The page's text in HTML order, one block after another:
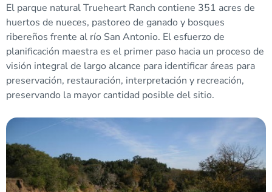
El parque natural Trueheart Ranch contiene 351 acres de
huertos de nueces, pastoreo de ganado y bosques
ribereños frente al río San Antonio. El esfuerzo de
planificación maestra es el primer paso hacia un proceso de
visión integral de largo alcance para identificar áreas para
preservación, restauración, interpretación y recreación,
preservando la mayor cantidad posible del sitio.